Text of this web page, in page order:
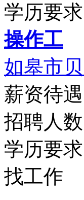
学历要
操作工
如皋市
薪资待
招聘人
学历要
找工作